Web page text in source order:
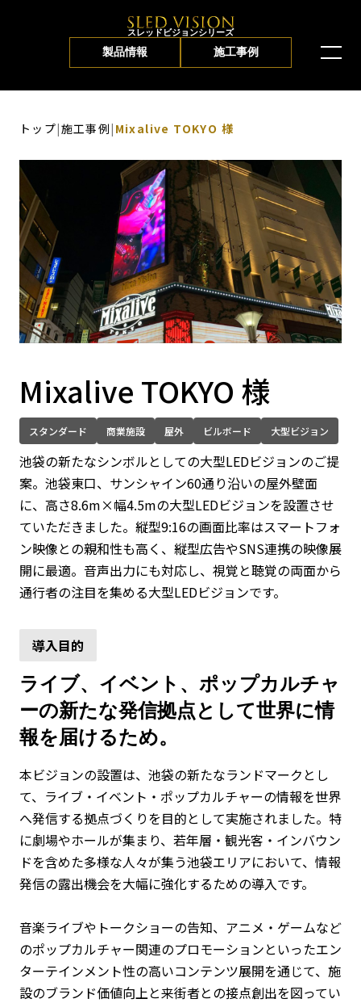
スレッドビジョンシリーズ
製品情報 施工事例
トップ|施工事例| Mixalive TOKYO 様
Mixalive TOKYO 様
スタンダード 商業施設 屋外 ビルボード 大型ビジョン
池袋の新たなシンボルとしての大型LEDビジョンのご提
案。池袋東口、サンシャイン60通り沿いの屋外壁面
に、高さ8.6m×幅4.5mの大型LEDビジョンを設置させ
ていただきました。縦型9:16の画面比率はスマートフォ
ン映像との親和性も高く、縦型広告やSNS連携の映像展
開に最適。音声出力にも対応し、視覚と聴覚の両面から
通行者の注目を集める大型LEDビジョンです。
ライブ、イベント、ポップカルチャ
ーの新たな発信拠点として世界に情
報を届けるため。
本ビジョンの設置は、池袋の新たなランドマークとし
て、ライブ・イベント・ポップカルチャーの情報を世界
へ発信する拠点づくりを目的として実施されました。特
に劇場やホールが集まり、若年層・観光客・インバウン
ドを含めた多様な人々が集う池袋エリアにおいて、情報
発信の露出機会を大幅に強化するための導入です。
音楽ライブやトークショーの告知、アニメ・ゲームなど
のポップカルチャー関連のプロモーションといったエン
ターテインメント性の高いコンテンツ展開を通じて、施
設のブランド価値向上と来街者との接点創出を図ってい